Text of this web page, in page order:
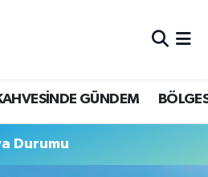
GÜNDEM
Durumu